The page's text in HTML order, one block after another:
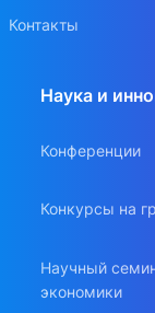
Контакты
Наука и
Конференции
Конкурсы на
Научный
экономики